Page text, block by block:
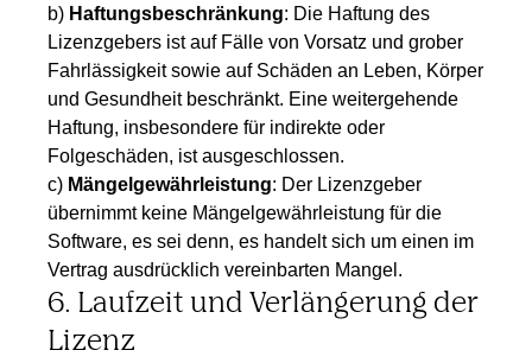
b) Haftungsbeschränkung: Die Haftung des
Lizenzgebers ist auf Fälle von Vorsatz und grober
Fahrlässigkeit sowie auf Schäden an Leben, Körper
und Gesundheit beschränkt. Eine weitergehende
Haftung, insbesondere für indirekte oder
Folgeschäden, ist ausgeschlossen.
c) Mängelgewährleistung: Der Lizenzgeber
übernimmt keine Mängelgewährleistung für die
Software, es sei denn, es handelt sich um einen im
Vertrag ausdrücklich vereinbarten Mangel.
6. Laufzeit und Verlängerung der
Lizenz